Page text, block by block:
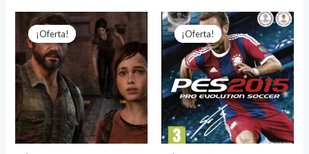
¡Oferta!
¡Oferta!
El
precio
original
era:
$129.999.
precio
actual
es:
$42.000.
¡Oferta!
¡Oferta!
El
precio
original
era:
$39.999.
El
precio
actual
es:
$17.999.